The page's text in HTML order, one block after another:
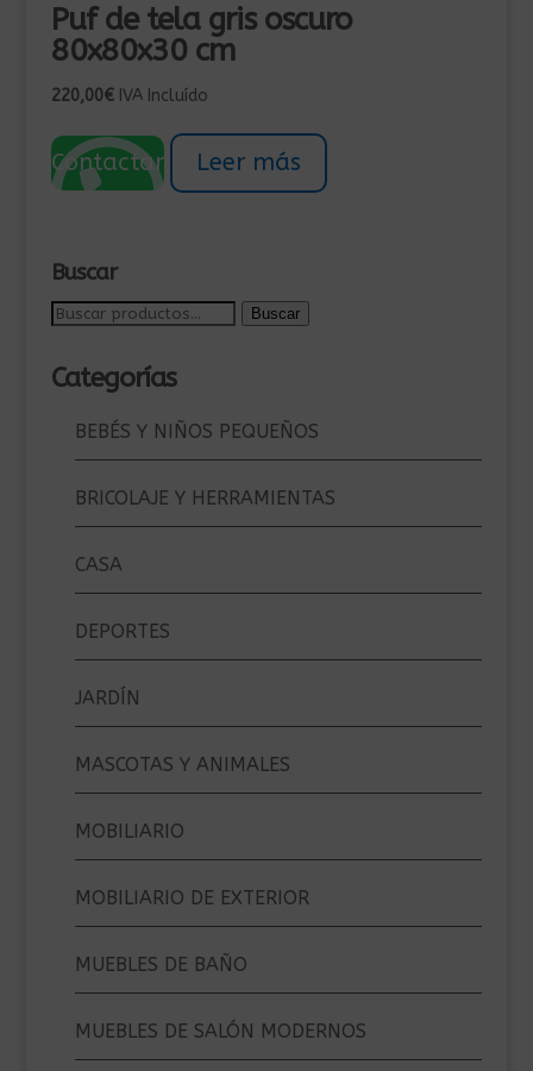
Puf de tela gris oscuro
80x80x30 cm
220,00€ IVA Incluído
Contactar Leer más
Buscar
Buscar
Buscar
Categorías
BEBÉS Y NIÑOS PEQUEÑOS
BRICOLAJE Y HERRAMIENTAS
CASA
DEPORTES
JARDÍN
MASCOTAS Y ANIMALES
MOBILIARIO
MOBILIARIO DE EXTERIOR
MUEBLES DE BAÑO
MUEBLES DE SALÓN MODERNOS